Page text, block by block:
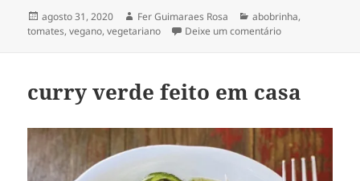
Publicado
em
agosto 31, 2020 Autor
Fer Guimaraes Rosa Categorias
abobrinha,
tomates,vegano,vegetariano Deixe um comentárioem abobrinha
curry verde feito em casa